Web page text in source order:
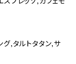
グ,タルトタタン,サ